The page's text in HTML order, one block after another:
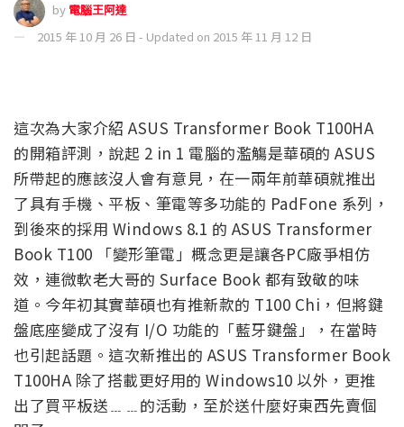
by 電腦王阿達
2015 年 10 月 26 日 - Updated on 2015 年 11 月 12 日
這次為大家介紹 ASUS Transformer Book T100HA
的開箱評測，說起 2 in 1 電腦的濫觴是華碩的 ASUS
所帶起的應該沒人會有意見，在一兩年前華碩就推出
了具有手機、平板、筆電等多功能的 PadFone 系列，
到後來的採用 Windows 8.1 的 ASUS Transformer
Book T100 「變形筆電」概念更是讓各PC廠爭相仿
效，連微軟老大哥的 Surface Book 都有致敬的味
道。今年初其實華碩也有推新款的 T100 Chi，但將鍵
盤底座變成了沒有 I/O 功能的「藍牙鍵盤」，在當時
也引起話題。這次新推出的 ASUS Transformer Book
T100HA 除了搭載更好用的 Windows10 以外，更推
出了買平板送﹍﹍的活動，至於送什麼好東西先賣個